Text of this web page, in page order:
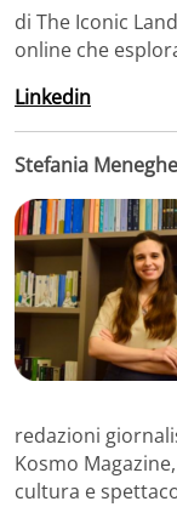
di The Iconic
online che
Linkedin
Stefania
redazioni
Kosmo
cultura e